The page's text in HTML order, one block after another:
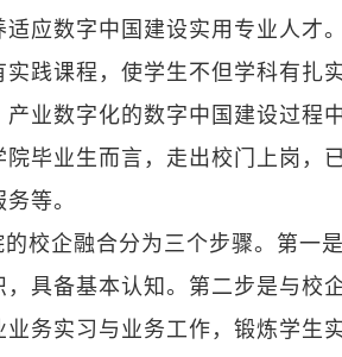
应数字中国建设实用专业人才
践课程，使学生不但学科有扎
业数字化的数字中国建设过程
毕业生而言，走出校门上岗，
等。
校企融合分为三个步骤。第一
具备基本认知。第二步是与校
务实习与业务工作，锻炼学生